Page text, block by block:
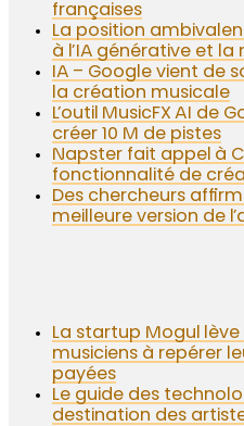
françaises
La position
à l’IA générative et la
IA – Google vient de
la création musicale
L’outil MusicFX AI de
créer 10 M de pistes
Napster fait appel à
fonctionnalité de
Des chercheurs
meilleure version de
La startup Mogul lève
musiciens à repérer
payées
Le guide des
destination des